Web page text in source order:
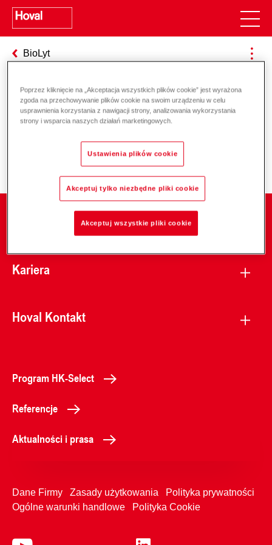
BioLyt
Odpowiedzialność za energię i
Kariera
Hoval Kontakt
Program HK-Select
Referencje
Aktualności i prasa
Dane Firmy Zasady użytkowania
Polityka prywatności
Ogólne warunki handlowe
Polityka Cookie
Poprzez kliknięcie na „Akceptacja wszystkich plików cookie” jest wyrażona
zgoda na przechowywanie plików cookie na swoim urządzeniu w celu
usprawnienia korzystania z nawigacji strony, analizowania wykorzystania
strony i wsparcia naszych działań marketingowych.
Ustawienia plików cookie
Akceptuj tylko niezbędne pliki cookie
Akceptuj wszystkie pliki cookie